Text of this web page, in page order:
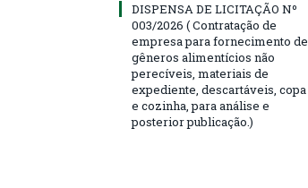
DISPENSA DE LICITAÇÃO Nº
003/2026 ( Contratação de
empresa para fornecimento de
gêneros alimentícios não
perecíveis, materiais de
expediente, descartáveis, copa
e cozinha, para análise e
posterior publicação.)